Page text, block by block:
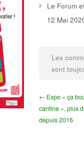
Le Forum
12 Mai
Les
sont
← Expo « ça
cantine », plus
depuis 2016